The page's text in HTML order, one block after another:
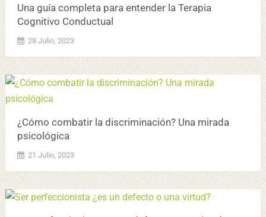
Una guía completa para entender la Terapia
Cognitivo Conductual
28 Julio, 2023
¿Cómo combatir la discriminación? Una mirada
psicológica
21 Julio, 2023